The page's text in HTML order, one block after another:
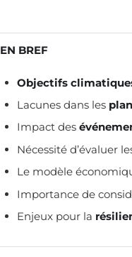
EN BREF
Objectifs
Lacunes dans les
Impact des
Nécessité d’évaluer
Le modèle
Importance de
Enjeux pour la